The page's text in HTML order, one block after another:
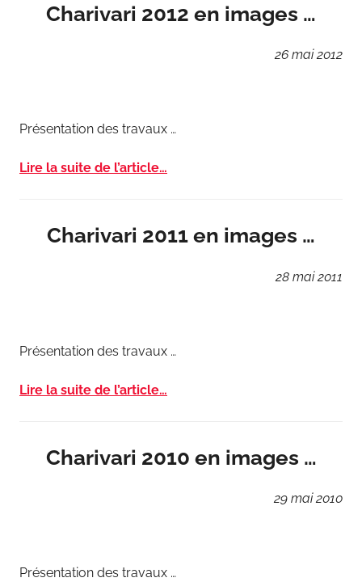
Charivari 2012 en images …
26 mai 2012
Présentation des travaux …
Lire la suite de l’article…
Charivari 2011 en images …
28 mai 2011
Présentation des travaux …
Lire la suite de l’article…
Charivari 2010 en images …
29 mai 2010
Présentation des travaux …